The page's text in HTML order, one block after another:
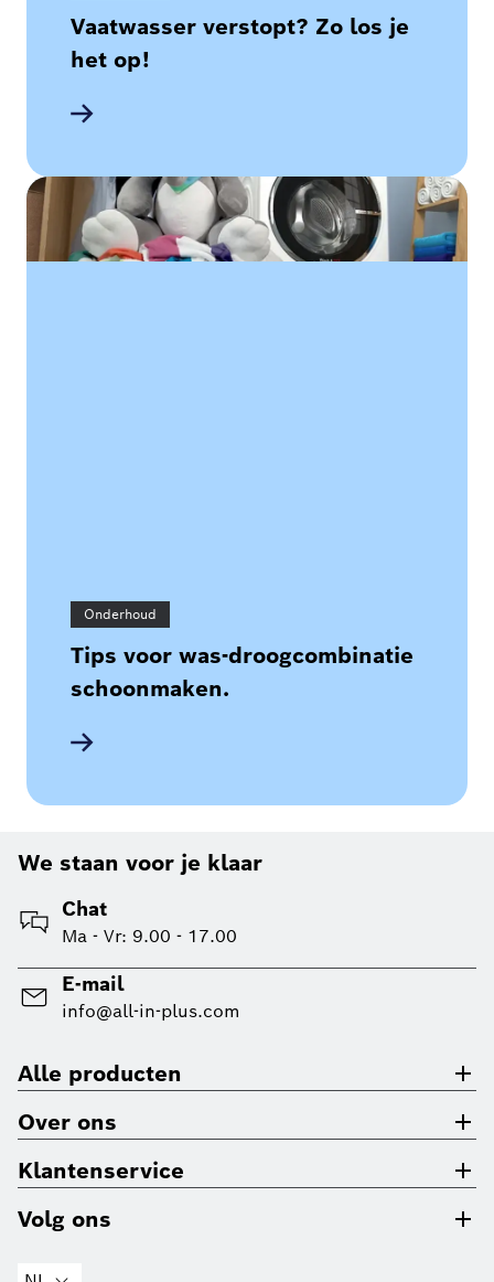
Vaatwasser verstopt? Zo los je
het op!
Onderhoud
Tips voor was-droogcombinatie
schoonmaken.
We staan voor je klaar
Chat
Ma - Vr: 9.00 - 17.00
E-mail
info@all-in-plus.com
Alle producten
Over ons
Klantenservice
Volg ons